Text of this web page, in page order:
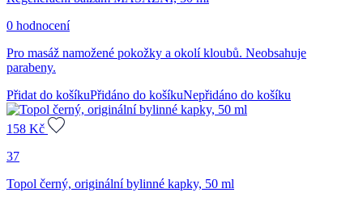
0 hodnocení
Pro masáž namožené pokožky a okolí kloubů. Neobsahuje
parabeny.
Přidat do košíkuPřidáno do košíkuNepřidáno do košíku
158 Kč
37
Topol černý, originální bylinné kapky, 50 ml